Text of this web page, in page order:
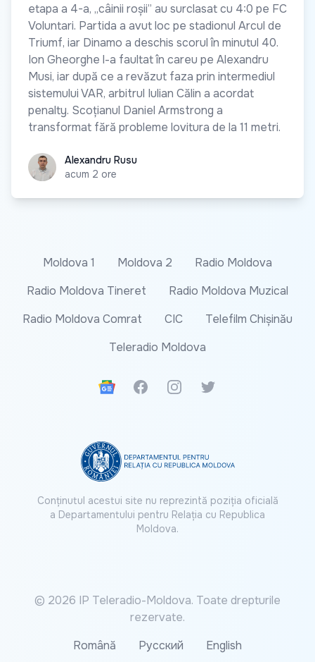
etapa a 4-a, „câinii roșii” au surclasat cu 4:0 pe FC
Voluntari. Partida a avut loc pe stadionul Arcul de
Triumf, iar Dinamo a deschis scorul în minutul 40.
Ion Gheorghe l-a faultat în careu pe Alexandru
Musi, iar după ce a revăzut faza prin intermediul
sistemului VAR, arbitrul Iulian Călin a acordat
penalty. Scoțianul Daniel Armstrong a
transformat fără probleme lovitura de la 11 metri.
Alexandru Rusu
Alexandru Rusu
acum 2 ore
Moldova 1 Moldova 2
Radio Moldova
Radio Moldova Tineret
Radio Moldova Muzical
Radio Moldova Comrat
CIC
Telefilm Chișinău
Teleradio Moldova
Google News
FacebookInstagramTwitter
Conținutul acestui site nu reprezintă poziția oficială
a Departamentului pentru Relația cu Republica
Moldova.
© 2026 IP Teleradio-Moldova. Toate drepturile
rezervate.
Română
Русский English